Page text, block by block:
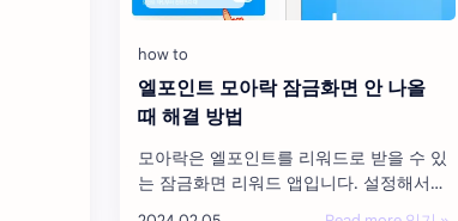
엘포인트 모아락 잠금화면 안 나올
때 해결 방법
모아락은 엘포인트를 리워드로 받을 수 있
는 잠금화면 리워드 앱입니다. 설정해서